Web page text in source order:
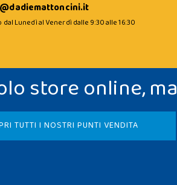
Lunedì al Venerdì dalle 9:30 alle 16:30
store online, ma
TUTTI I NOSTRI PUNTI VENDITA